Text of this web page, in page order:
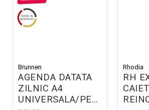
Brunnen
AGENDA DATATA
ZILNIC A4
UNIVERSALA/PERPETUA,
Rhodia
RH
CAIET